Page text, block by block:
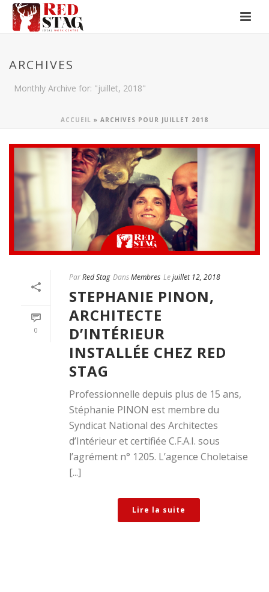
ARCHIVES
Monthly Archive for: "juillet, 2018"
ACCUEIL » ARCHIVES POUR JUILLET 2018
0
ParRed Stag DansMembres Lejuillet 12, 2018
STEPHANIE PINON,
ARCHITECTE
D’INTÉRIEUR
INSTALLÉE CHEZ RED
STAG
Professionnelle depuis plus de 15 ans,
Stéphanie PINON est membre du
Syndicat National des Architectes
d’Intérieur et certifiée C.F.A.I. sous
l’agrément n° 1205. L’agence Choletaise
[...]
Lire la suite